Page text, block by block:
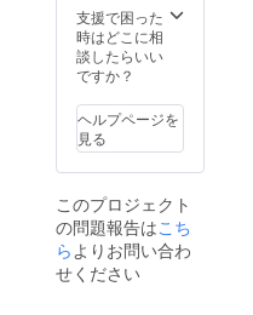
3本）
サイ
ズ：
8cm×2
cm 保存
（パッ
ケージ
に記載
してお
りま
す） 賞
味期
等の食
品表示
はお届
け商品
ルに表
記され
ます。
商品開
は必ず
お届け
のリ
ターン
記され
ます。
商品開
封前に
お届け
のリ
ターン
に貼付
ラベル
や注意
書きを
ご確認
くださ
フ
ティー
１袋（5
パッ
雪国
コー
ヒー１
袋（20g
分） 保
存方
法：
（パッ
ケージ
支援で困った
時はどこに相
談したらいい
ですか？
ヘルプページを
見る
このプロジェクト
の問題報告はこち
ら よりお問い合わ
せください